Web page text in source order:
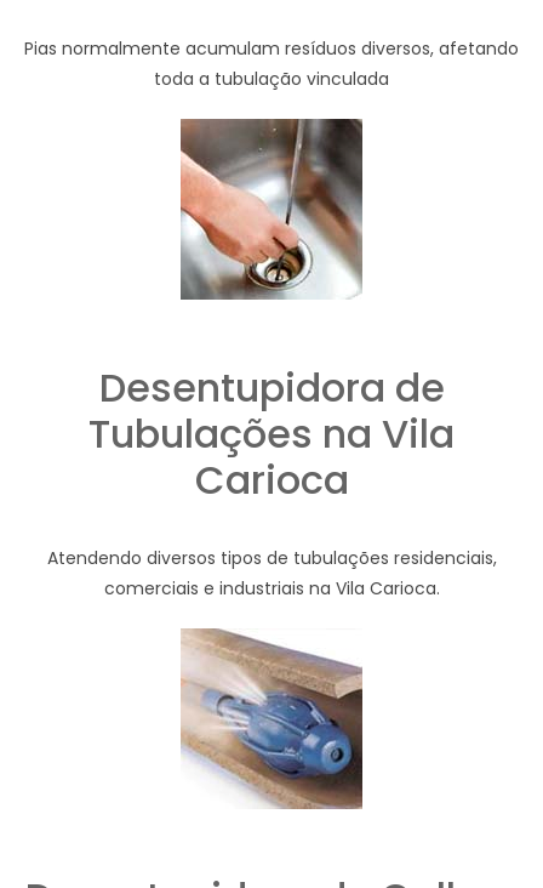
Pias normalmente acumulam resíduos diversos, afetando
toda a tubulação vinculada
Desentupidora de
Tubulações na Vila
Carioca
Atendendo diversos tipos de tubulações residenciais,
comerciais e industriais na Vila Carioca.